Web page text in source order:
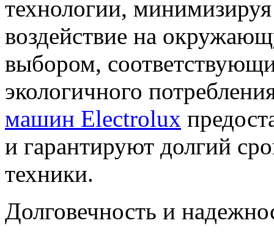
технологии,
воздействие на
выбором,
экологичного
машин Electrolux
и гарантируют долгий
техники.
Долговечность и